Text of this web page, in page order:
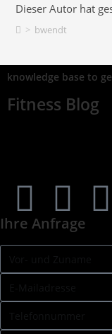
Dieser Autor hat
> bwendt
knowledge base to
Fitness Blog
Ihre Anfrage